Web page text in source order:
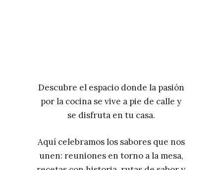
Descubre el espacio donde la pasión
por la cocina se vive a pie de calle y
se disfruta en tu casa.
Aquí celebramos los sabores que nos
unen: reuniones en torno a la mesa,